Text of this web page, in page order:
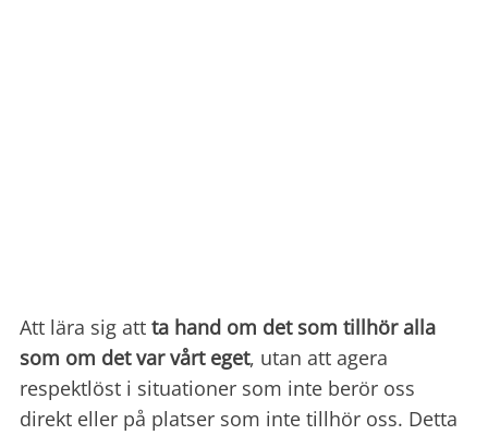
Att lära sig att ta hand om det som tillhör alla
som om det var vårt eget, utan att agera
respektlöst i situationer som inte berör oss
direkt eller på platser som inte tillhör oss. Detta